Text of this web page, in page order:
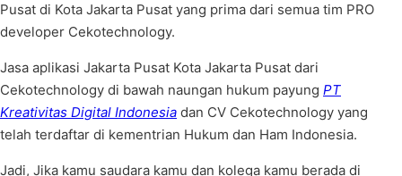
Pusat di Kota Jakarta Pusat yang prima dari semua tim PRO
developer Cekotechnology.
Jasa aplikasi Jakarta Pusat Kota Jakarta Pusat dari
Cekotechnology di bawah naungan hukum payung PT
Kreativitas Digital Indonesia dan CV Cekotechnology yang
telah terdaftar di kementrian Hukum dan Ham Indonesia.
Jadi, Jika kamu saudara kamu dan kolega kamu berada di